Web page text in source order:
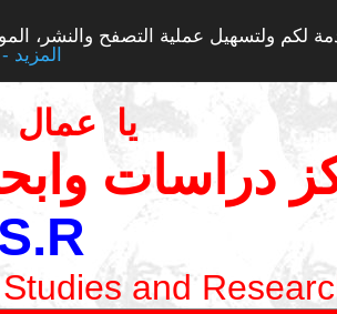
لكم ولتسهيل عملية التصفح والنشر،
More info - المزيد
يا عمال
دراسات
and